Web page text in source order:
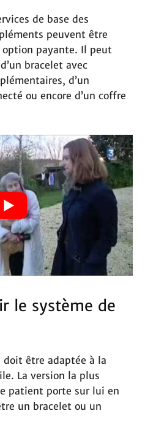
de base des
peuvent être
option payante. Il peut
bracelet avec
d’un
ou encore d’un coffre
le système de
doit être adaptée à la
La version la plus
patient porte sur lui en
un bracelet ou un